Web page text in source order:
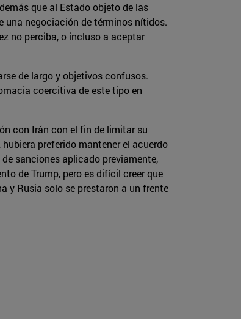
que al Estado objeto de las
una negociación de términos nítidos.
no perciba, o incluso a aceptar
de largo y objetivos confusos.
coercitiva de este tipo en
con Irán con el fin de limitar su
preferido mantener el acuerdo
sanciones aplicado previamente,
de Trump, pero es difícil creer que
y Rusia solo se prestaron a un frente